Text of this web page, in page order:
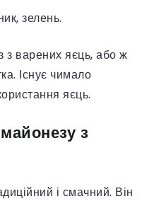
зелень.
з варених яєць, або ж
Існує чимало
яєць.
з
і смачний. Він